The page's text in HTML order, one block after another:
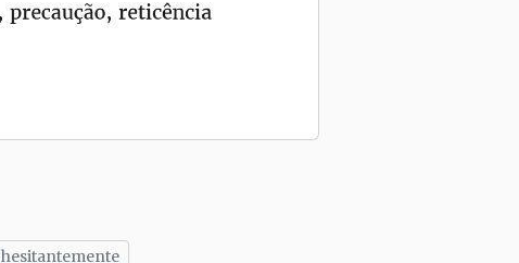
hesitantemente